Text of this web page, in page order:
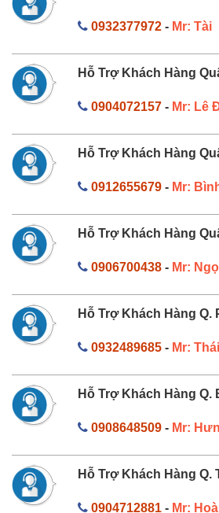
0932377972- Mr: Tài
Hỗ Trợ Khách Hàng
0904072157- Mr: Lê
Hỗ Trợ Khách Hàng
0912655679- Mr:
Hỗ Trợ Khách Hàng
0906700438- Mr:
Hỗ Trợ Khách Hàng Q.
0932489685- Mr: Thái
Hỗ Trợ Khách Hàng Q.
0908648509- Mr:
Hỗ Trợ Khách Hàng Q.
0904712881- Mr: